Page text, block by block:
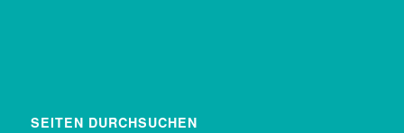
SEITEN DURCHSUCHEN